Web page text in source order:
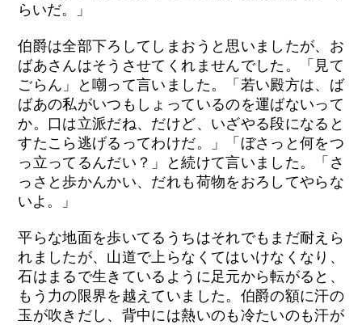
らいだ。」
伯爵は全部下ろしてしまおうと思いましたが、お
ばあさんはそうさせてくれませんでした。「見て
ごらん」と嘲って言いました。「若い殿方は、ば
ばあの私がいつもしょっているのを運ばないって
か。口は立派だね、だけど、いざやる段になると
すたこら逃げるってわけだ。」「ぼさっと何をつ
っ立ってるんだい？」と続けて言いました。「さ
っさと歩かんかい、だれも荷物をおろしてやらな
いよ。」
平らな地面を歩いてるうちはそれでもまだ耐えら
れましたが、山道で上らなくてはいけなくなり、
石はまるで生きているように足元から転がると、
もう力の限界を越えていました。伯爵の額に汗の
玉が吹きだし、背中には熱いのも冷たいのも汗が